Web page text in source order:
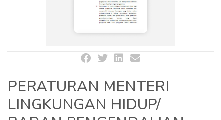
PERATURAN MENTERI
LINGKUNGAN HIDUP/